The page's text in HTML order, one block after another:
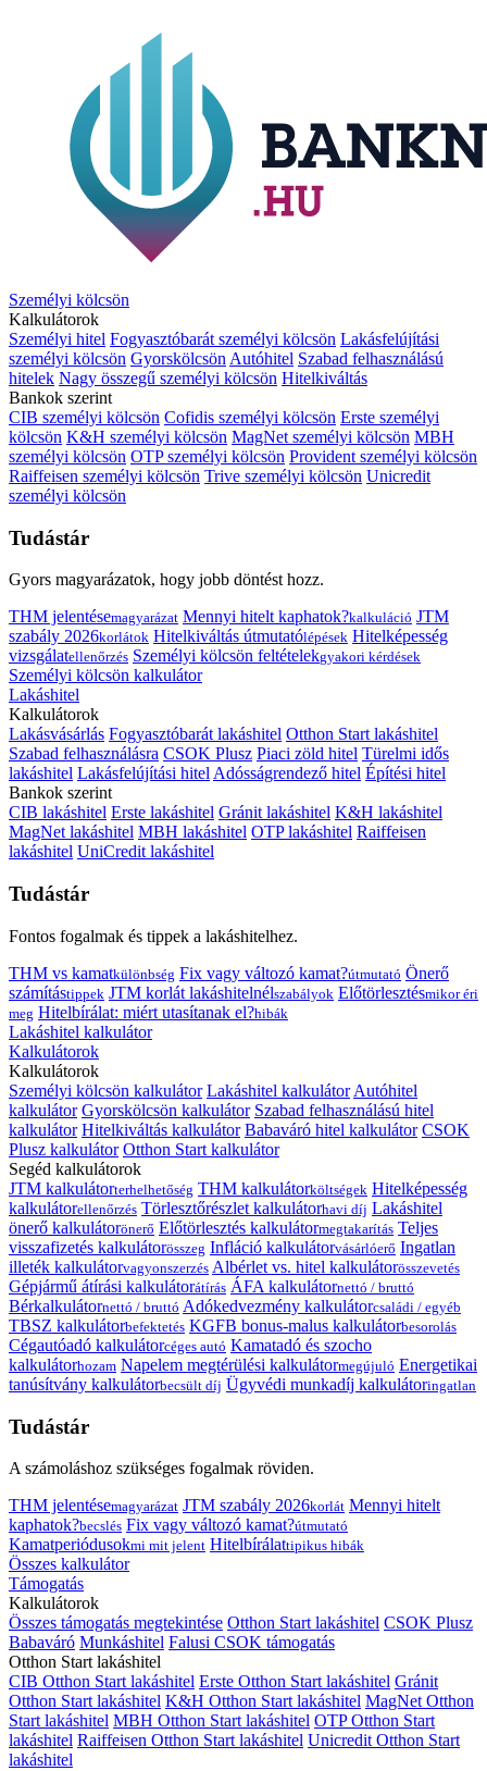
Személyi kölcsön
Kalkulátorok
Személyi hitel Fogyasztóbarát személyi kölcsön Lakásfelújítási
személyi kölcsön Gyorskölcsön Autóhitel Szabad felhasználású
hitelek Nagy összegű személyi kölcsön Hitelkiváltás
Bankok szerint
CIB személyi kölcsön Cofidis személyi kölcsön Erste személyi
kölcsön K&H személyi kölcsön MagNet személyi kölcsön MBH
személyi kölcsön OTP személyi kölcsön Provident személyi kölcsön
Raiffeisen személyi kölcsön Trive személyi kölcsön Unicredit
személyi kölcsön
Tudástár
Gyors magyarázatok, hogy jobb döntést hozz.
THM jelentésemagyarázat Mennyi hitelt kaphatok?kalkuláció JTM
szabály 2026korlátok Hitelkiváltás útmutatólépések Hitelképesség
vizsgálatellenőrzés Személyi kölcsön feltételekgyakori kérdések
Személyi kölcsön kalkulátor
Lakáshitel
Kalkulátorok
Lakásvásárlás Fogyasztóbarát lakáshitel Otthon Start lakáshitel
Szabad felhasználásra CSOK Plusz Piaci zöld hitel Türelmi idős
lakáshitel Lakásfelújítási hitelAdósságrendező hitel Építési hitel
Bankok szerint
CIB lakáshitel Erste lakáshitel Gránit lakáshitel K&H lakáshitel
MagNet lakáshitel MBH lakáshitel OTP lakáshitel Raiffeisen
lakáshitel UniCredit lakáshitel
Tudástár
Fontos fogalmak és tippek a lakáshitelhez.
THM vs kamatkülönbség Fix vagy változó kamat?útmutató Önerő
számítástippek JTM korlát lakáshitelnélszabályok Előtörlesztésmikor éri
meg Hitelbírálat: miért utasítanak el?hibák
Lakáshitel kalkulátor
Kalkulátorok
Kalkulátorok
Személyi kölcsön kalkulátor Lakáshitel kalkulátor Autóhitel
kalkulátor Gyorskölcsön kalkulátor Szabad felhasználású hitel
kalkulátor Hitelkiváltás kalkulátor Babaváró hitel kalkulátor CSOK
Plusz kalkulátor Otthon Start kalkulátor
Segéd kalkulátorok
JTM kalkulátorterhelhetőség THM kalkulátorköltségek Hitelképesség
kalkulátorellenőrzés Törlesztőrészlet kalkulátorhavi díj Lakáshitel
önerő kalkulátorönerő Előtörlesztés kalkulátormegtakarítás Teljes
visszafizetés kalkulátorösszeg Infláció kalkulátorvásárlóerő Ingatlan
illeték kalkulátorvagyonszerzés Albérlet vs. hitel kalkulátorösszevetés
Gépjármű átírási kalkulátorátírás ÁFA kalkulátornettó / bruttó
Bérkalkulátornettó / bruttó Adókedvezmény kalkulátorcsaládi / egyéb
TBSZ kalkulátorbefektetés KGFB bonus-malus kalkulátorbesorolás
Cégautóadó kalkulátorcéges autó Kamatadó és szocho
kalkulátorhozam Napelem megtérülési kalkulátormegújuló Energetikai
tanúsítvány kalkulátorbecsült díj Ügyvédi munkadíj kalkulátoringatlan
Tudástár
A számoláshoz szükséges fogalmak röviden.
THM jelentésemagyarázat JTM szabály 2026korlát Mennyi hitelt
kaphatok?becslés Fix vagy változó kamat?útmutató
Kamatperiódusokmi mit jelent Hitelbírálattipikus hibák
Összes kalkulátor
Támogatás
Kalkulátorok
Összes támogatás megtekintése Otthon Start lakáshitel CSOK Plusz
Babaváró Munkáshitel Falusi CSOK támogatás
Otthon Start lakáshitel
CIB Otthon Start lakáshitel Erste Otthon Start lakáshitel Gránit
Otthon Start lakáshitel K&H Otthon Start lakáshitel MagNet Otthon
Start lakáshitel MBH Otthon Start lakáshitel OTP Otthon Start
lakáshitel Raiffeisen Otthon Start lakáshitel Unicredit Otthon Start
lakáshitel